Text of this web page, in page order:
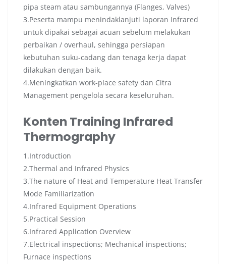
pipa steam atau sambungannya (Flanges, Valves)
3.Peserta mampu menindaklanjuti laporan Infrared
untuk dipakai sebagai acuan sebelum melakukan
perbaikan / overhaul, sehingga persiapan
kebutuhan suku-cadang dan tenaga kerja dapat
dilakukan dengan baik.
4.Meningkatkan work-place safety dan Citra
Management pengelola secara keseluruhan.
Konten Training Infrared
Thermography
1.Introduction
2.Thermal and Infrared Physics
3.The nature of Heat and Temperature Heat Transfer
Mode Familiarization
4.Infrared Equipment Operations
5.Practical Session
6.Infrared Application Overview
7.Electrical inspections; Mechanical inspections;
Furnace inspections